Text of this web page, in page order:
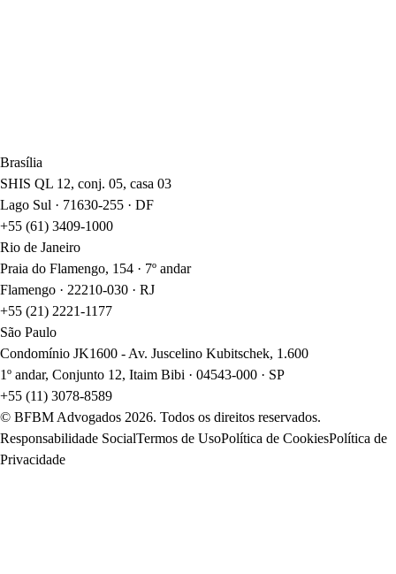
Brasília
SHIS QL 12, conj. 05, casa 03
Lago Sul · 71630-255 · DF
+55 (61) 3409-1000
Rio de Janeiro
Praia do Flamengo, 154 · 7º andar
Flamengo · 22210-030 · RJ
+55 (21) 2221-1177
São Paulo
Condomínio JK1600 - Av. Juscelino Kubitschek, 1.600
1º andar, Conjunto 12, Itaim Bibi · 04543-000 · SP
+55 (11) 3078-8589
© BFBM Advogados 2026. Todos os direitos reservados.
Responsabilidade SocialTermos de UsoPolítica de CookiesPolítica de
Privacidade